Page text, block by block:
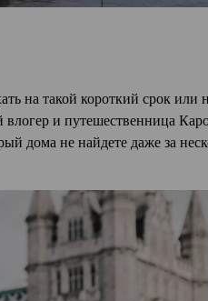
на такой короткий срок или
влогер и путешественница
дома не найдете даже за